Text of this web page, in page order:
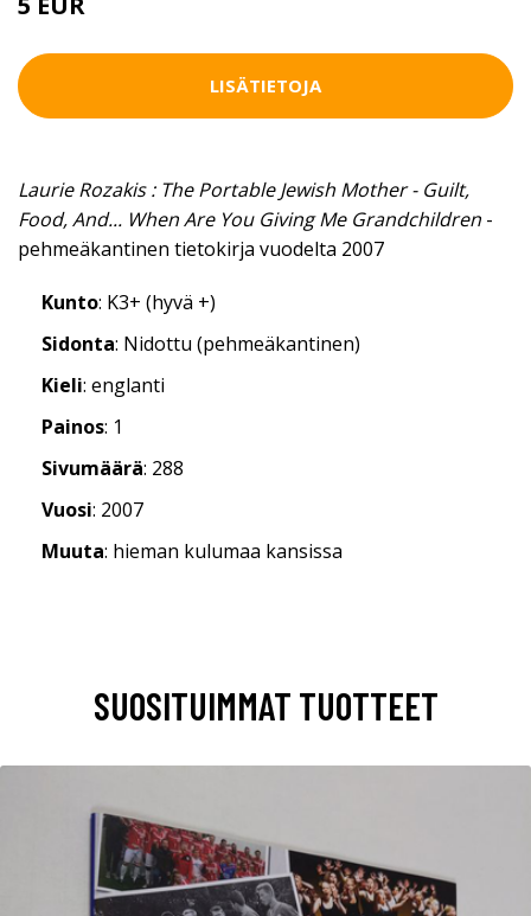
LISÄTIETOJA
Laurie Rozakis : The Portable Jewish Mother - Guilt,
Food, And... When Are You Giving Me Grandchildren -
pehmeäkantinen tietokirja vuodelta 2007
Kunto: K3+ (hyvä +)
Sidonta: Nidottu (pehmeäkantinen)
Kieli: englanti
Painos: 1
Sivumäärä: 288
Vuosi: 2007
Muuta: hieman kulumaa kansissa
SUOSITUIMMAT TUOTTEET